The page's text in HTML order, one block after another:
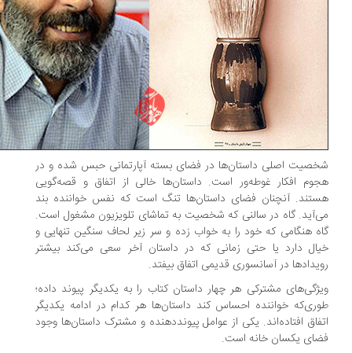
اصلی داستان‌ها در فضای بسته‌ آپارتمانی حبس شده و در
افکار غوطه‌ور است. داستان‌ها خالی از اتفاق و قصه‌گویی
آنچنان فضای داستان‌ها تنگ است که نفس خواننده بند
گاه در سالنی که شخصیت به تماشای تلویزیون مشغول است.
هنگامی که خود را به خواب زده و سر زیر لحاف سنگین تنهایی و
دارد یا حتی زمانی که در داستان آخر سعی می‌کند بیشتر
در آسانسوری قدیمی اتفاق بیفتد.
مشترکی هر چهار داستان کتاب را به یکدیگر پیوند داده؛
خواننده احساس کند داستان‌ها هر کدام در ادامه‌ یکدیگر
افتاده‌اند. یکی از عوامل پیونددهنده و مشترک داستان‌ها وجود
یکسان خانه است.